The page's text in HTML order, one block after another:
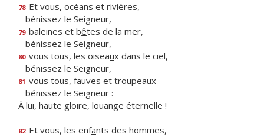
78 Et vous, océans et rivières,
bénissez le Seigneur,
79 baleines et bêtes de la mer,
bénissez le Seigneur,
80 vous tous, les oiseaux dans le ciel,
bénissez le Seigneur,
81 vous tous, fauves et troupeaux
bénissez le Seigneur :
À lui, haute gloire, louange éternelle !
82 Et vous, les enfants des hommes,